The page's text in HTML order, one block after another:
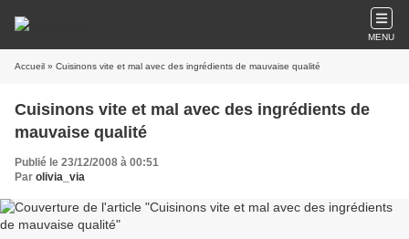
MENU
Accueil » Cuisinons vite et mal avec des ingrédients de mauvaise qualité
Cuisinons vite et mal avec des ingrédients de
mauvaise qualité
Publié le 23/12/2008 à 00:51
Par olivia_via